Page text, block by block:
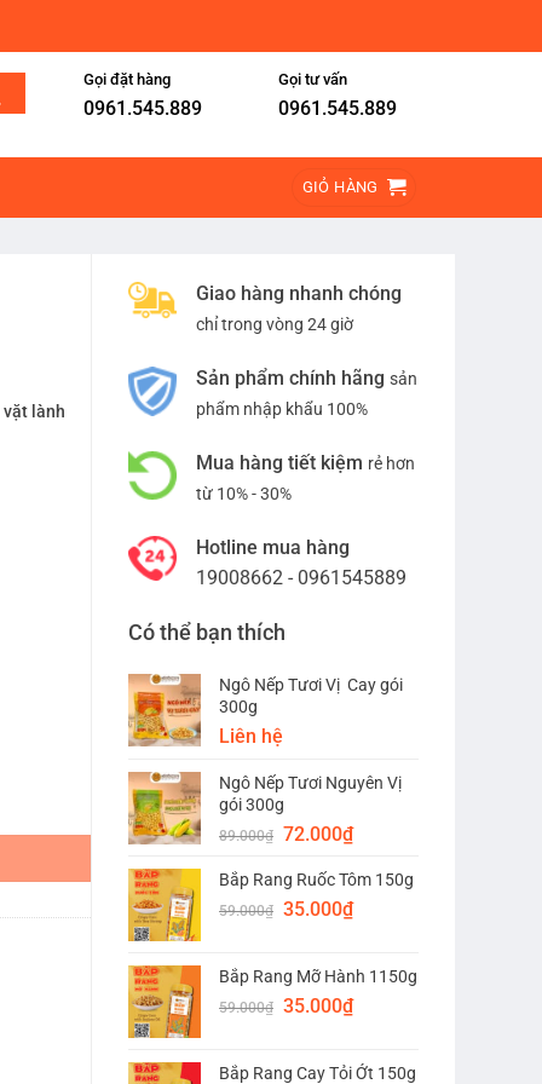
Gọi đặt hàng
0961.545.889
Gọi tư vấn
0961.545.889
GIỎ HÀNG
Giao hàng nhanh chóng
chỉ trong vòng 24 giờ
Sản phẩm chính hãng sản
phẩm nhập khẩu 100%
Mua hàng tiết kiệm rẻ hơn
từ 10% - 30%
Hotline mua hàng
19008662 - 0961545889
Có thể bạn thích
Ngô Nếp Tươi Vị Cay gói
300g
Liên hệ
Ngô Nếp Tươi Nguyên Vị
gói 300g
89.000₫ Giá
là:
89.000₫.
72.000₫Giá
tại
là:
Bắp Rang Ruốc Tôm 150g
59.000₫ Giá
59.000₫.
35.000₫Giá
là:
35.000₫.
Bắp Rang Mỡ Hành 1150g
59.000₫ Giá
35.000₫Giá
Bắp Rang Cay Tỏi Ớt 150g
vặt lành